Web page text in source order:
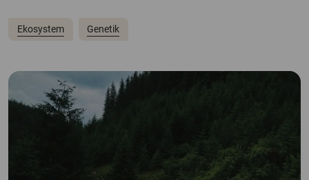
Ekosystem Genetik